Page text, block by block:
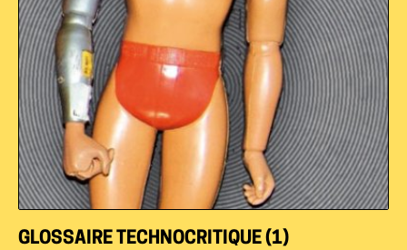
GLOSSAIRE TECHNOCRITIQUE (1)